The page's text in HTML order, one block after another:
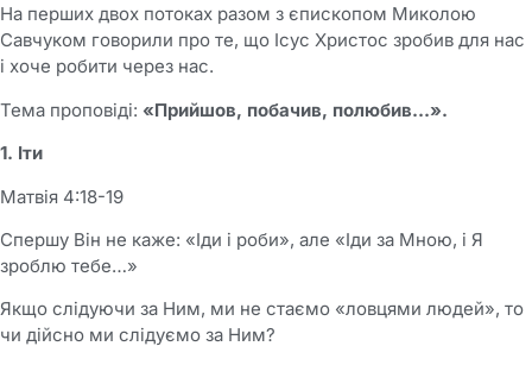
На перших двох потоках разом з єпископом Миколою
Савчуком говорили про те, що Ісус Христос зробив для нас
і хоче робити через нас.
Тема проповіді: «Прийшов, побачив, полюбив…».
1. Іти
Матвія 4:18-19
Спершу Він не каже: «Іди і роби», але «Іди за Мною, і Я
зроблю тебе…»
Якщо слідуючи за Ним, ми не стаємо «ловцями людей», то
чи дійсно ми слідуємо за Ним?